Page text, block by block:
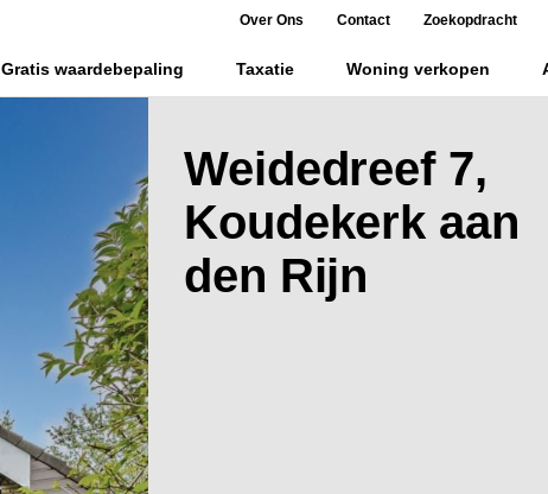
Skip to main content
Gratis waardebepaling Taxatie Woning verkopen
Over Ons Contact Zoekopdracht
Weidedreef 7,
Koudekerk aan
den Rijn